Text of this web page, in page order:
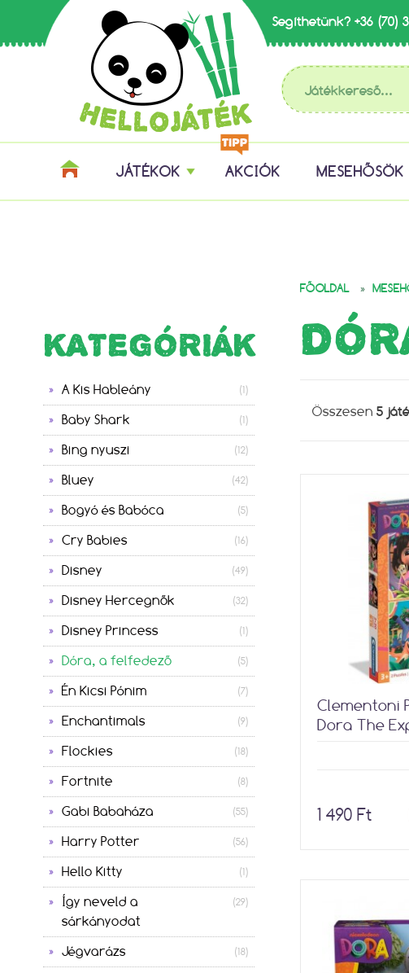
Segíthetünk? +36 (70)
JÁTÉKOK AKCIÓK MESEHŐSÖK
KATEGÓRIÁK
A Kis Hableány (1)
Baby Shark (1)
Bing nyuszi (12)
Bluey (42)
Bogyó és Babóca (5)
Cry Babies (16)
Disney (49)
Disney Hercegnők (32)
Disney Princess (1)
Dóra, a felfedező (5)
Én Kicsi Pónim (7)
Enchantimals (9)
Flockies (18)
Fortnite (8)
Gabi Babaháza (55)
Harry Potter (56)
Hello Kitty (1)
Így neveld a
sárkányodat
(29)
Jégvarázs (18)
FŐOLDAL »
Összesen 5
Clementoni
Dora The
1 490 Ft